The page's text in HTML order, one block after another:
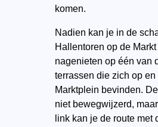
komen.
Nadien kan je in de
Hallentoren op de Markt
nagenieten op één van
terrassen die zich op en
Marktplein bevinden.
niet bewegwijzerd,
link kan je de route met